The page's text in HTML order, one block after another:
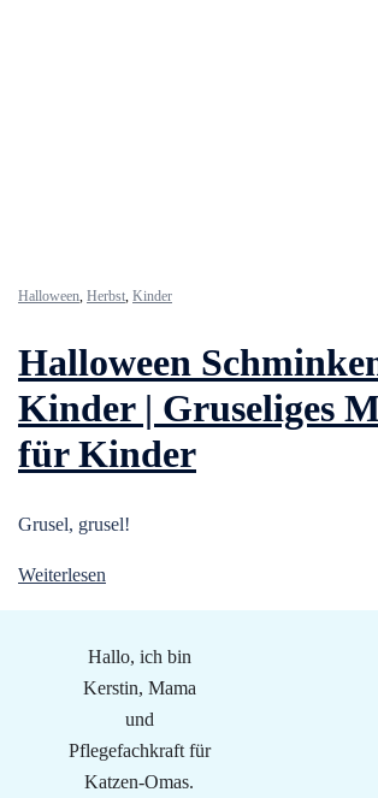
Halloween, Herbst, Kinder
Halloween
Kinder | Gruseliges
für Kinder
Grusel, grusel!
Weiterlesen
Hallo, ich bin
Kerstin, Mama
und
Pflegefachkraft für
Katzen-Omas.